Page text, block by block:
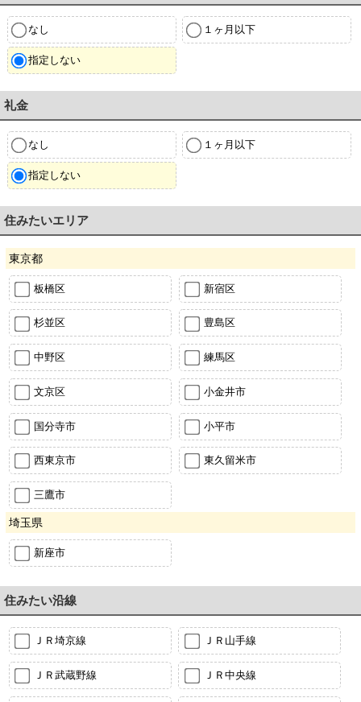
なし １ヶ月以下
指定しない
礼金
なし １ヶ月以下
指定しない
住みたいエリア
東京都
板橋区 新宿区
杉並区 豊島区
中野区 練馬区
文京区 小金井市
国分寺市 小平市
西東京市 東久留米市
三鷹市
埼玉県
新座市
住みたい沿線
ＪＲ埼京線 ＪＲ山手線
ＪＲ武蔵野線 ＪＲ中央線